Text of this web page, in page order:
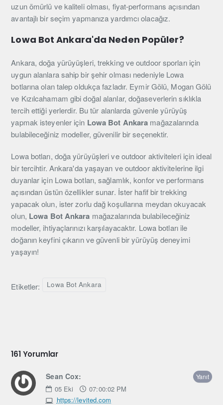
uzun ömürlü ve kaliteli olması, fiyat-performans açısından
avantajlı bir seçim yapmanıza yardımcı olacağız.
Lowa Bot Ankara'da Neden Popüler?
Ankara, doğa yürüyüşleri, trekking ve outdoor sporları için
uygun alanlara sahip bir şehir olması nedeniyle Lowa
botlarına olan talep oldukça fazladır. Eymir Gölü, Mogan Gölü
ve Kızılcahamam gibi doğal alanlar, doğaseverlerin sıklıkla
tercih ettiği yerlerdir. Bu tür alanlarda güvenle yürüyüş
yapmak isteyenler için Lowa Bot Ankara mağazalarında
bulabileceğiniz modeller, güvenilir bir seçenektir.
Lowa botları, doğa yürüyüşleri ve outdoor aktiviteleri için ideal
bir tercihtir. Ankara'da yaşayan ve outdoor aktivitelerine ilgi
duyanlar için Lowa botları, sağlamlık, konfor ve performans
açısından üstün özellikler sunar. İster hafif bir trekking
yapacak olun, ister zorlu dağ koşullarına meydan okuyacak
olun, Lowa Bot Ankara mağazalarında bulabileceğiniz
modeller, ihtiyaçlarınızı karşılayacaktır. Lowa botları ile
doğanın keyfini çıkarın ve güvenli bir yürüyüş deneyimi
yaşayın!
Etiketler: Lowa Bot Ankara
161 Yorumlar
Sean Cox:
05 Eki
07:00:02 PM
https://levited.com
Yanıt